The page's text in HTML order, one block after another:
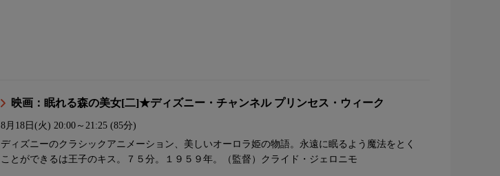
映画：眠れる森の美女[二]★ディズニー・チャンネル プリンセス・ウィーク
8月18日(火) 20:00～21:25 (85分)
ディズニーのクラシックアニメーション、美しいオーロラ姫の物語。永遠に眠るよう魔法をとく
ことができるは王子のキス。７５分。１９５９年。（監督）クライド・ジェロニモ